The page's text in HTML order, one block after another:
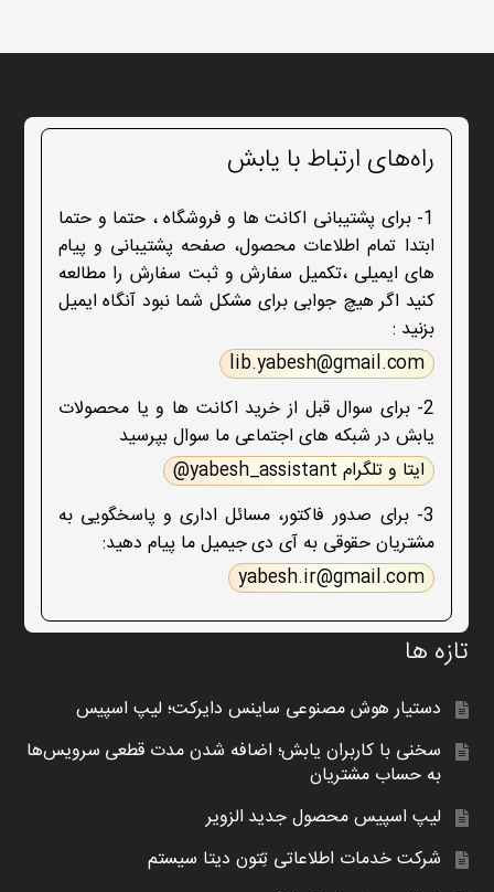
راه‌های ارتباط با یابش
1- برای پشتیبانی اکانت ها و فروشگاه ، حتما و حتما
ابتدا تمام اطلاعات محصول، صفحه پشتیبانی و پیام
های ایمیلی ،تکمیل سفارش و ثبت سفارش را مطالعه
کنید اگر هیچ جوابی برای مشکل شما نبود آنگاه ایمیل
بزنید :
lib.yabesh@gmail.com
2- برای سوال قبل از خرید اکانت ها و یا محصولات
یابش در شبکه های اجتماعی ما سوال بپرسید
ایتا و تلگرام yabesh_assistant@
3- برای صدور فاکتور، مسائل اداری و پاسخگویی به
مشتریان حقوقی به آی دی جیمیل ما پیام دهید:
yabesh.ir@gmail.com
تازه ها
دستیار هوش مصنوعی ساینس دایرکت؛ لیپ اسپیس
سخنی با کاربران یابش؛ اضافه شدن مدت قطعی سرویس‌ها
به حساب مشتریان
لیپ اسپیس محصول جدید الزویر
شرکت خدمات اطلاعاتی تِتون دیتا سیستم